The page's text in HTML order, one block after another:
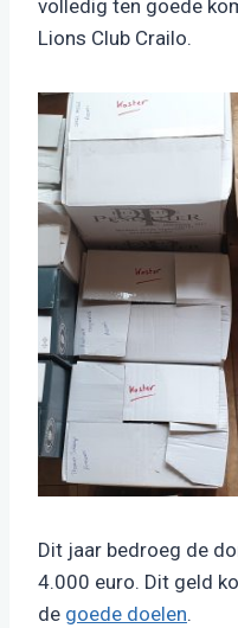
volledig ten goede
Lions Club Crailo.
Dit jaar bedroeg de
4.000 euro. Dit geld
de goede doelen.